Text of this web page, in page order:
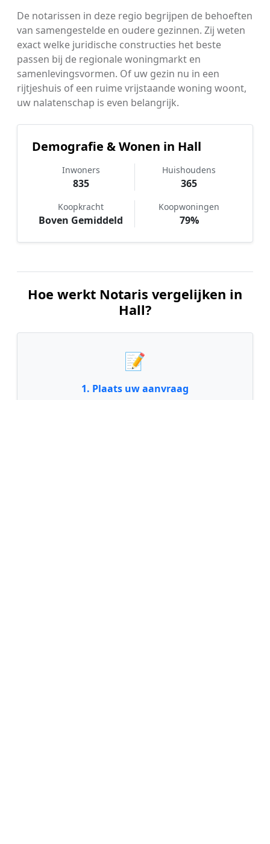
De notarissen in deze regio begrijpen de behoeften
van samengestelde en oudere gezinnen. Zij weten
exact welke juridische constructies het beste
passen bij de regionale woningmarkt en
samenlevingsvormen. Of uw gezin nu in een
rijtjeshuis of een ruime vrijstaande woning woont,
uw nalatenschap is even belangrijk.
Demografie & Wonen in Hall
Inwoners
835
Huishoudens
365
Koopkracht
Boven Gemiddeld
Koopwoningen
79%
Hoe werkt Notaris vergelijken in
Hall?
📝
1. Plaats uw aanvraag